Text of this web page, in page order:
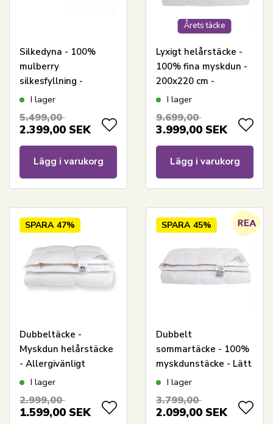
Silkedyna - 100%
mulberry
silkesfyllning -
Temperaturreglerande
Nordstrand Home
I lager
5.499,00
2.399,00 SEK
Lägg i varukorg
Årets täcke
Lyxigt helårstäcke -
100% fina myskdun -
200x220 cm -
Nordstrand Home
bomullssatinöverdrag
I lager
9.699,00
3.999,00 SEK
Lägg i varukorg
SPARA 47%
Dubbeltäcke -
Myskdun helårstäcke
- Allergivänligt
dubbeltäcke -
Nordstrand Home
I lager
2.999,00
1.599,00 SEK
SPARA 45%
Dubbelt
sommartäcke - 100%
myskdunstäcke - Lätt
och sval - 200x220 cm
I lager
3.799,00
2.099,00 SEK